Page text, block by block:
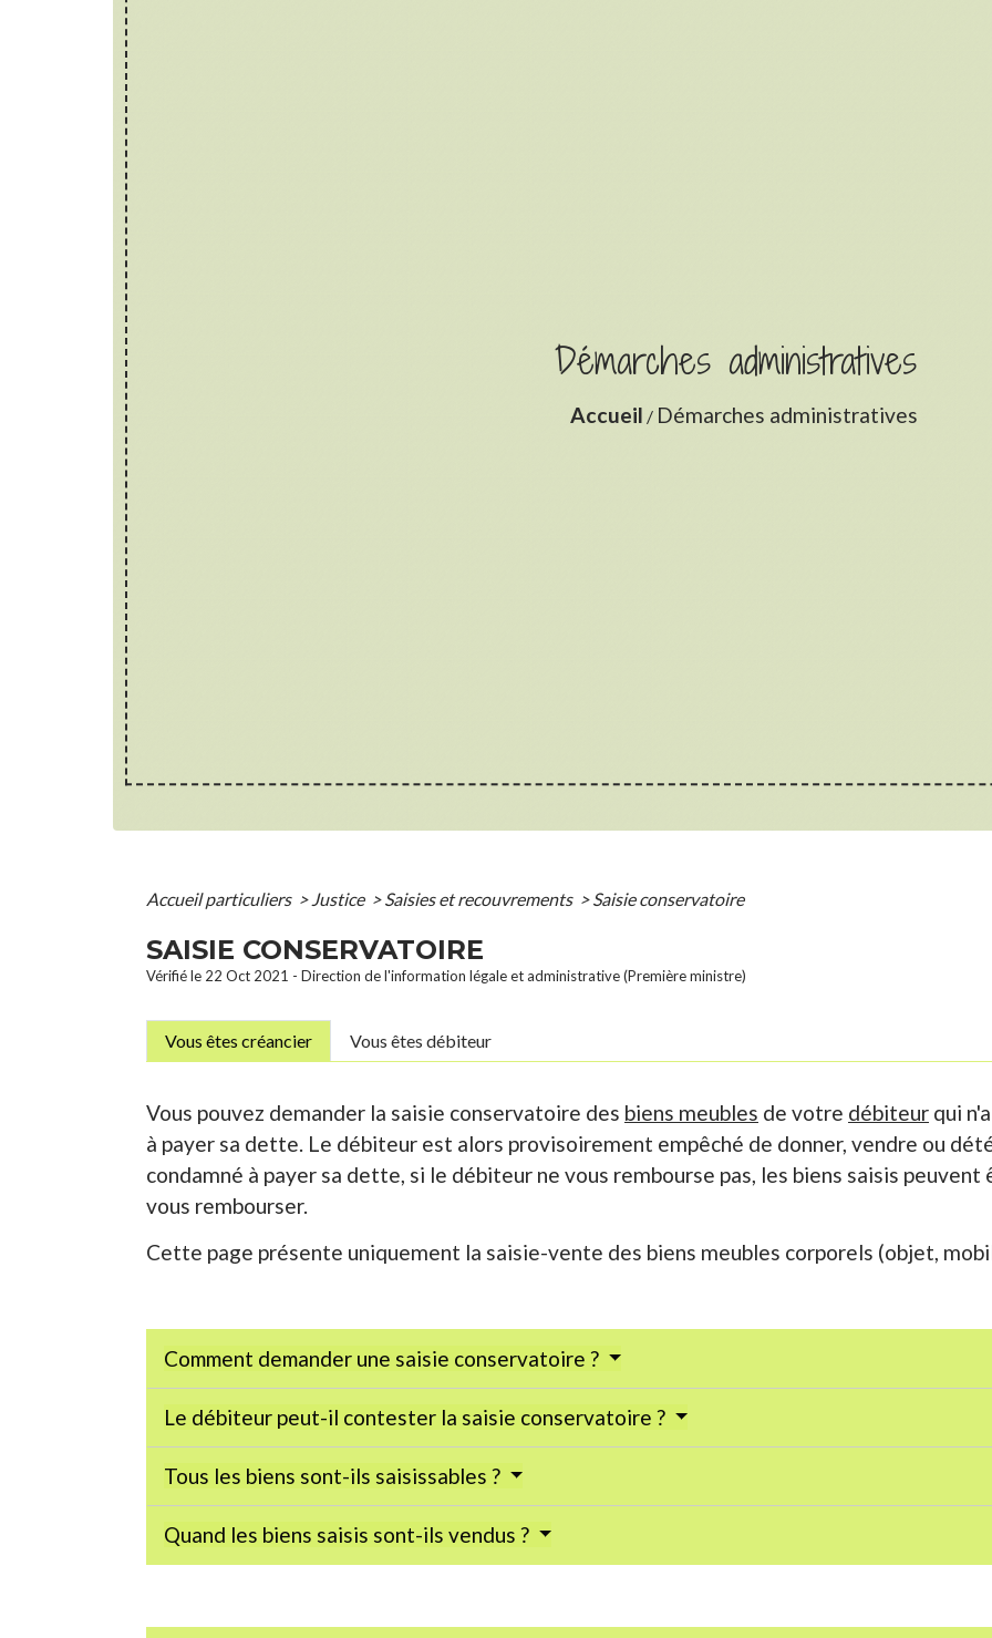
Démarches administratives
Accueil / Démarches administratives
Accueil particuliers > Justice > Saisies et recouvrements > Saisie conservatoire
SAISIE CONSERVATOIRE
Vérifié le 22 Oct 2021 - Direction de l'information légale et administrative (Première ministre)
Vous êtes créancier Vous êtes débiteur
Vous pouvez demander la saisie conservatoire des biens meubles de votre débiteur qui
à payer sa dette. Le débiteur est alors provisoirement empêché de donner, vendre ou
condamné à payer sa dette, si le débiteur ne vous rembourse pas, les biens saisis
vous rembourser.
Cette page présente uniquement la saisie-vente des biens meubles corporels (objet,
Comment demander une saisie conservatoire ?
Le débiteur peut-il contester la saisie conservatoire ?
Tous les biens sont-ils saisissables ?
Quand les biens saisis sont-ils vendus ?